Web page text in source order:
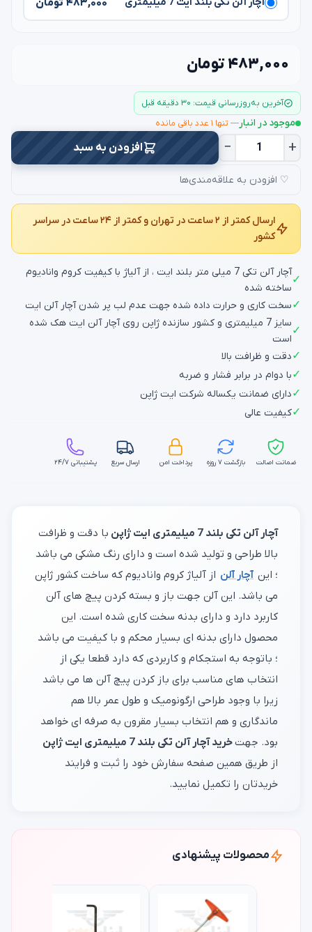
۴۸۳,۰۰۰ تومان
آخرین به‌روزرسانی قیمت: ۳۰ دقیقه قبل
موجود در انبار— تنها ۱ عدد باقی مانده
− + افزودن به سبد
♡ افزودن به علاقه‌مندی‌ها
ارسال کمتر از ۲ ساعت در تهران و کمتر از ۲۴ ساعت در سراسر
کشور
✓
آچار آلن تکی 7 میلی متر بلند ایت ، از آلیاژ با کیفیت کروم وانادیوم
ساخته شده
✓سخت کاری و حرارت داده شده جهت عدم لب پر شدن آچار آلن ایت
✓
سایز 7 میلیمتری و کشور سازنده ژاپن روی آچار آلن ایت هک شده
است
✓دقت و ظرافت بالا
✓با دوام در برابر فشار و ضربه
✓دارای ضمانت یکساله شرکت ایت ژاپن
✓کیفیت عالی
ضمانت اصالت بازگشت ۷ روزه پرداخت امن ارسال سریع پشتیبانی ۲۴/۷
آچار آلن تکی بلند 7 میلیمتری ایت ژاپن
با دقت و ظرافت
بالا طراحی و تولید شده است و دارای رنگ مشکی می باشد
؛ این آچار آلن از آلیاژ کروم وانادیوم که ساخت کشور ژاپن
می باشد. این آلن جهت باز و بسته کردن پیچ های آلن
کاربرد دارد و دارای بدنه سخت کاری شده است. این
محصول دارای بدنه ای بسیار محکم و با کیفیت می باشد
؛ باتوجه به استجکام و کاربردی که دارد قطعا یکی از
انتخاب های مناسب برای باز کردن پیچ آلن ها می باشد
زیرا با وجود طراحی ارگونومیک و طول عمر بالا هم
ماندگاری و هم انتخاب بسیار مقرون به صرفه ای خواهد
بود. جهتخرید آچار آلن تکی بلند 7 میلیمتری ایت ژاپن
از طریق همین صفحه سفارش خود را ثبت و فرایند
خریدتان را تکمیل نمایید.
محصولات پیشنهادی